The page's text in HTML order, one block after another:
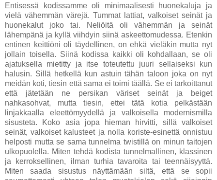
Entisessä kodissamme oli minimaalisesti huonekaluja ja
vielä vähemmän värejä. Tummat lattiat, valkoiset seinät ja
huonekalut joko tai. Neliöitä oli vähemmän ja seinät
lähempänä ja kyllä viihdyin siinä askeettomudessa. Etenkin
entinen keittiöni oli täydellinen, on ehkä vieläkin mutta nyt
jollain toisella. Siinä kodissa kaikki oli kohdallaan, se oli
ajatuksella mietitty ja itse toteutettu juuri sellaiseksi kun
halusin. Sillä hetkellä kun astuin tähän taloon joka on nyt
meidän koti, tiesin että sama ei toimi täällä. Se ei tarkoittanut
että jätetään ne persikan väriset seinät ja beiget
nahkasohvat, mutta tiesin, ettei tätä kotia pelkästään
linjakkaalla eleettömyydellä ja valkoisella modernismilla
sisusteta. Koko asia jopa hieman hirvitti, sillä valkoiset
seinät, valkoiset kalusteet ja nolla koriste-esinettä onnistuu
helposti mutta se sama tunnelma twistillä on minun taitojen
ulkopuolella. Miten tehdä kodista tunnelmallinen, klassinen
ja kerroksellinen, ilman turhia tavaroita tai teennäisyyttä.
Miten saada sisustus näyttämään siltä, että se sopii